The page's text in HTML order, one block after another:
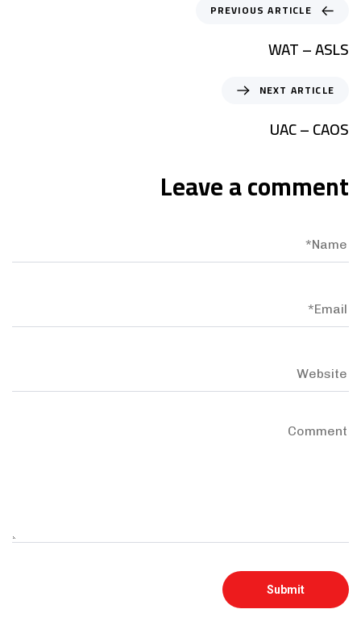
PREVIOUS ARTICLE
WAT – ASLS
NEXT ARTICLE
UAC – CAOS
Leave a comment